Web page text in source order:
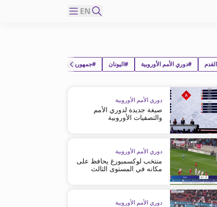
EN
#دوري الأمم الأوروبية #اليونان #جمهورية أيرلندا
دوري الأمم الأوروبية
صيغة جديدة لدوري الأمم
والتصفيات الأوروبية
دوري الأمم الأوروبية
منتخب لوكسمبورغ يحافظ على
مكانه في المستوى الثالث
دوري الأمم الأوروبية